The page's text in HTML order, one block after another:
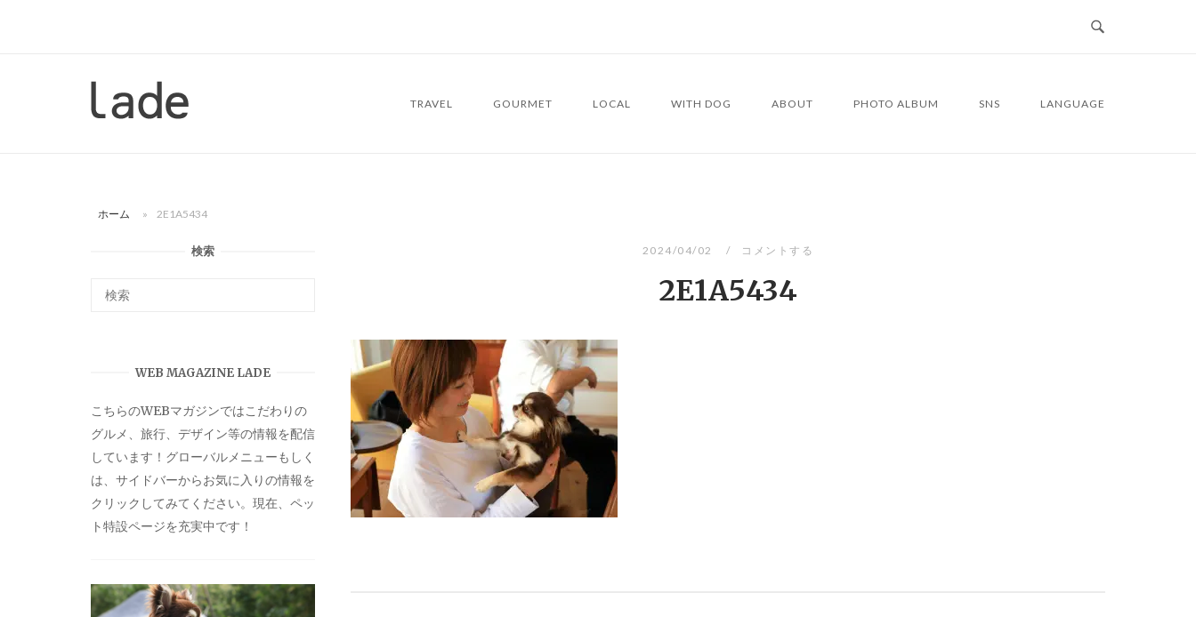
ー
TRAVEL GOURMET LOCAL WITH DOG ABOUT PHOTO ALBUM SNS LANGUAGE
ホーム » 2E1A5434
2024/04/02 コメントする
2E1A5434
検索
WEB MAGAZINE LADE
こちらのWEBマガジンではこだわりの
グルメ、旅行、デザイン等の情報を配信
しています！グローバルメニューもしく
は、サイドバーからお気に入りの情報を
クリックしてみてください。現在、ペッ
ト特設ページを充実中です！